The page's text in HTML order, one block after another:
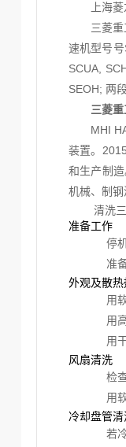
上海
三菱
速机型号
SCUA,
SEOH; 两
三菱
MHI
装置。
和生产制
机械、制
清洗
准备工作
停
准
外观及散
用
用
用
风扇清洗
检
用
冷却盘管
若